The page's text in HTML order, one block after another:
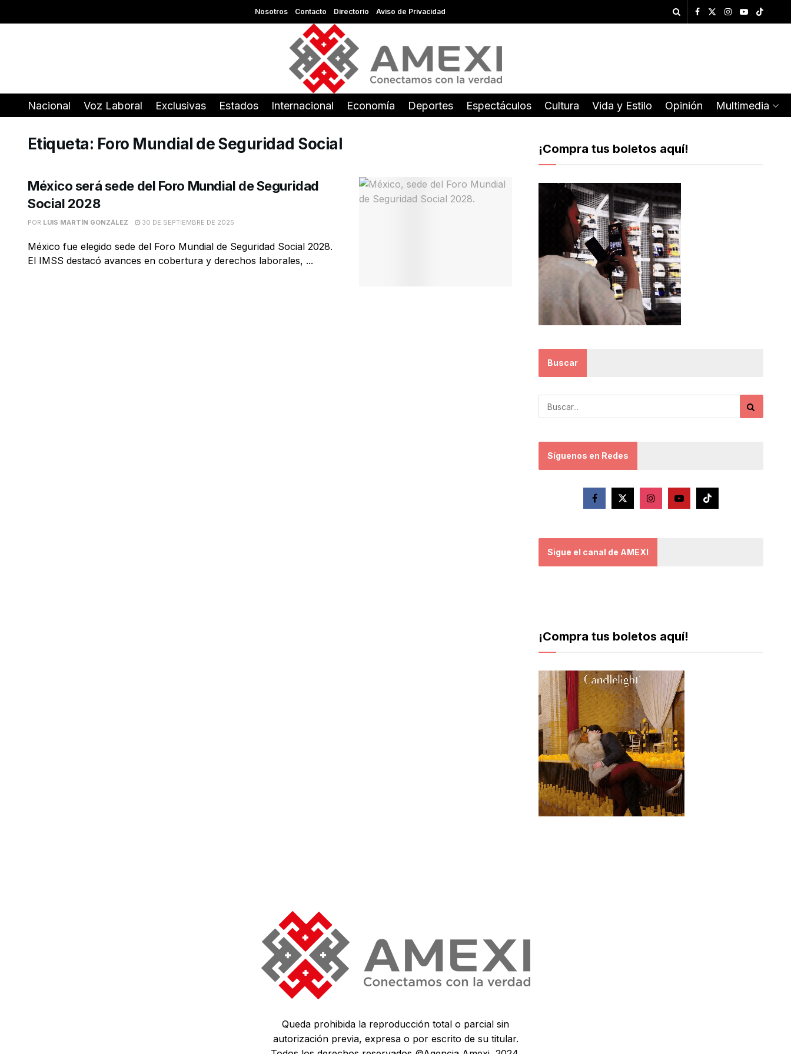
Nosotros Contacto Directorio Aviso de Privacidad
Nacional Voz Laboral Exclusivas Estados Internacional Economía Deportes Espectáculos Cultura Vida y Estilo Opinión Multimedia
Etiqueta: Foro Mundial de Seguridad Social
México será sede del Foro Mundial de Seguridad
Social 2028
POR LUIS MARTÍN GONZÁLEZ 30 DE SEPTIEMBRE DE 2025
México fue elegido sede del Foro Mundial de Seguridad Social 2028.
El IMSS destacó avances en cobertura y derechos laborales, ...
¡Compra tus boletos aquí!
Buscar
Síguenos en Redes
Sigue el canal de AMEXI
¡Compra tus boletos aquí!
Queda prohibida la reproducción total o parcial sin
autorización previa, expresa o por escrito de su titular.